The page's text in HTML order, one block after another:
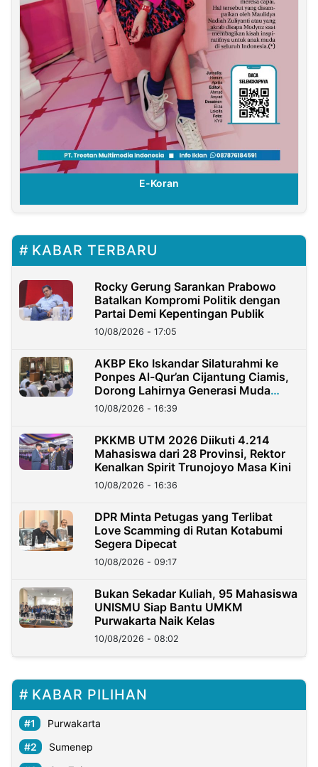
E-Koran
KABAR TERBARU
Rocky Gerung Sarankan Prabowo
Batalkan Kompromi Politik dengan
Partai Demi Kepentingan Publik
10/08/2026 - 17:05
AKBP Eko Iskandar Silaturahmi ke
Ponpes Al-Qur’an Cijantung Ciamis,
Dorong Lahirnya Generasi Muda
Berkarakter
10/08/2026 - 16:39
PKKMB UTM 2026 Diikuti 4.214
Mahasiswa dari 28 Provinsi, Rektor
Kenalkan Spirit Trunojoyo Masa Kini
10/08/2026 - 16:36
DPR Minta Petugas yang Terlibat
Love Scamming di Rutan Kotabumi
Segera Dipecat
10/08/2026 - 09:17
Bukan Sekadar Kuliah, 95 Mahasiswa
UNISMU Siap Bantu UMKM
Purwakarta Naik Kelas
10/08/2026 - 08:02
KABAR PILIHAN
Purwakarta
Sumenep